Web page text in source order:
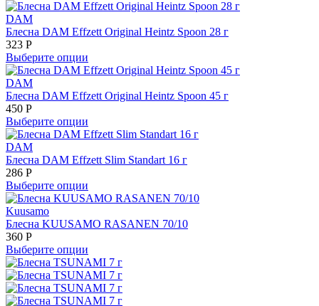
DAM
Блесна DAM Effzett Original Heintz Spoon 28 г
323 Р
Выберите опции
DAM
Блесна DAM Effzett Original Heintz Spoon 45 г
450 Р
Выберите опции
DAM
Блесна DAM Effzett Slim Standart 16 г
286 Р
Выберите опции
Kuusamo
Блесна KUUSAMO RASANEN 70/10
360 Р
Выберите опции